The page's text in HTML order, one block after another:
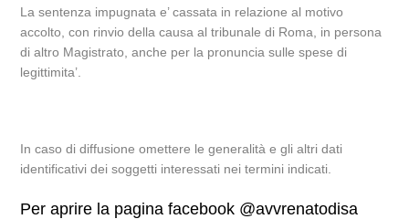
La sentenza impugnata e’ cassata in relazione al motivo
accolto, con rinvio della causa al tribunale di Roma, in persona
di altro Magistrato, anche per la pronuncia sulle spese di
legittimita’.
In caso di diffusione omettere le generalità e gli altri dati
identificativi dei soggetti interessati nei termini indicati.
Per aprire la pagina facebook @avvrenatodisa